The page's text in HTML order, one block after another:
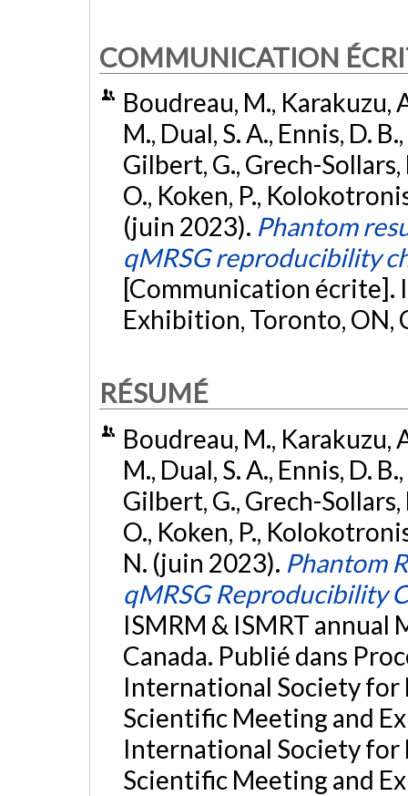
COMMUNICATION
Boudreau, M., Karakuzu,
M., Dual, S. A., Ennis, D.
Gilbert, G., Grech-
O., Koken, P.,
(juin 2023). Phantom
qMRSG reproducibility
[Communication écrite].
Exhibition, Toronto, ON,
RÉSUMÉ
Boudreau, M., Karakuzu,
M., Dual, S. A., Ennis, D.
Gilbert, G., Grech-
O., Koken, P.,
N. (juin 2023). Phantom
qMRSG Reproducibility
ISMRM & ISMRT
Canada. Publié dans
International Society for
Scientific Meeting and
International Society for
Scientific Meeting and